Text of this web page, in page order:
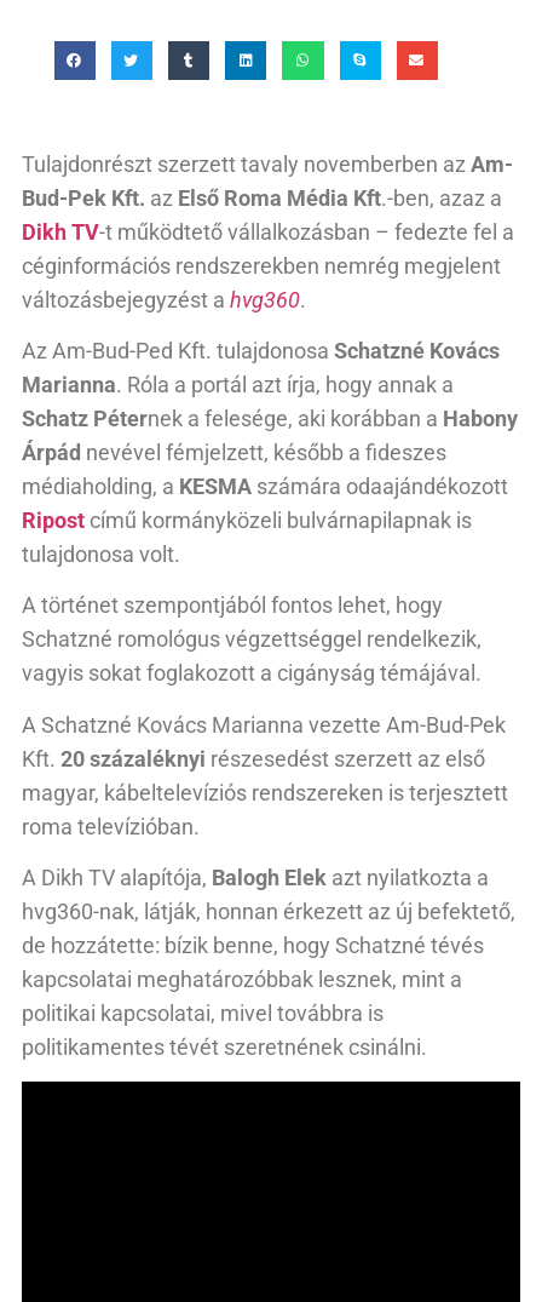
Tulajdonrészt szerzett tavaly novemberben az Am-
Bud-Pek Kft. az Első Roma Média Kft.-ben, azaz a
Dikh TV-t működtető vállalkozásban – fedezte fel a
céginformációs rendszerekben nemrég megjelent
változásbejegyzést a hvg360.
Az Am-Bud-Ped Kft. tulajdonosa Schatzné Kovács
Marianna. Róla a portál azt írja, hogy annak a
Schatz Péternek a felesége, aki korábban a Habony
Árpád nevével fémjelzett, később a fideszes
médiaholding, a KESMA számára odaajándékozott
Ripost című kormányközeli bulvárnapilapnak is
tulajdonosa volt.
A történet szempontjából fontos lehet, hogy
Schatzné romológus végzettséggel rendelkezik,
vagyis sokat foglakozott a cigányság témájával.
A Schatzné Kovács Marianna vezette Am-Bud-Pek
Kft. 20 százaléknyi részesedést szerzett az első
magyar, kábeltelevíziós rendszereken is terjesztett
roma televízióban.
A Dikh TV alapítója, Balogh Elek azt nyilatkozta a
hvg360-nak, látják, honnan érkezett az új befektető,
de hozzátette: bízik benne, hogy Schatzné tévés
kapcsolatai meghatározóbbak lesznek, mint a
politikai kapcsolatai, mivel továbbra is
politikamentes tévét szeretnének csinálni.